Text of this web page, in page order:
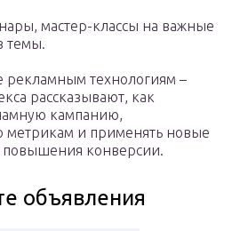
мастер-классы на важные
темы.
рекламным технологиям –
рассказывают, как
кампанию,
метрикам и применять новые
повышения конверсии.
объявления